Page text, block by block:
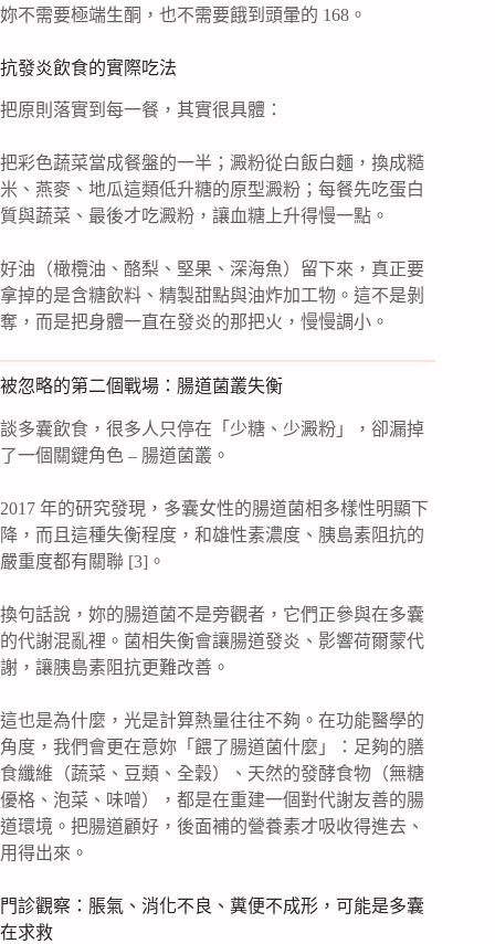
妳不需要極端生酮，也不需要餓到頭暈的 168。
抗發炎飲食的實際吃法
把原則落實到每一餐，其實很具體：
把彩色蔬菜當成餐盤的一半；澱粉從白飯白麵，換成糙
米、燕麥、地瓜這類低升糖的原型澱粉；每餐先吃蛋白
質與蔬菜、最後才吃澱粉，讓血糖上升得慢一點。
好油（橄欖油、酪梨、堅果、深海魚）留下來，真正要
拿掉的是含糖飲料、精製甜點與油炸加工物。這不是剝
奪，而是把身體一直在發炎的那把火，慢慢調小。
被忽略的第二個戰場：腸道菌叢失衡
談多囊飲食，很多人只停在「少糖、少澱粉」，卻漏掉
了一個關鍵角色 – 腸道菌叢。
2017 年的研究發現，多囊女性的腸道菌相多樣性明顯下
降，而且這種失衡程度，和雄性素濃度、胰島素阻抗的
嚴重度都有關聯 [3]。
換句話說，妳的腸道菌不是旁觀者，它們正參與在多囊
的代謝混亂裡。菌相失衡會讓腸道發炎、影響荷爾蒙代
謝，讓胰島素阻抗更難改善。
這也是為什麼，光是計算熱量往往不夠。在功能醫學的
角度，我們會更在意妳「餵了腸道菌什麼」：足夠的膳
食纖維（蔬菜、豆類、全穀）、天然的發酵食物（無糖
優格、泡菜、味噌），都是在重建一個對代謝友善的腸
道環境。把腸道顧好，後面補的營養素才吸收得進去、
用得出來。
門診觀察：脹氣、消化不良、糞便不成形，可能是多囊
在求救